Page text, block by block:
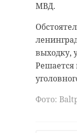
МВД.
выходку,
Решается
Фото: